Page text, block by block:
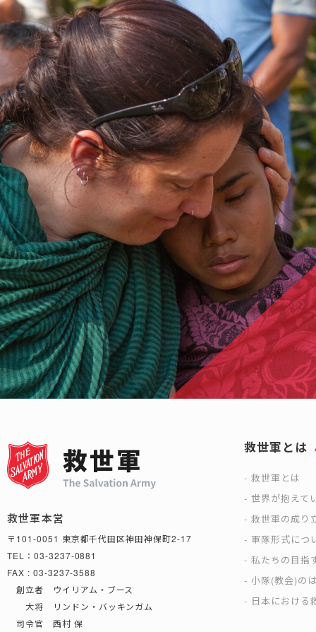
救世軍本営
〒101-0051 東京都千代田区神田神保町2-17
TEL：03-3237-0881
FAX : 03-3237-3588
創立者 ウイリアム・ブース
大将 リンドン・バッキンガム
司令官 西村 保
救世軍とは
救世軍とは
世界が抱えて
救世軍の成り
軍隊形式につ
私たちの目指
小隊(教会)の
日本における